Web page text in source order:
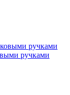
ручками